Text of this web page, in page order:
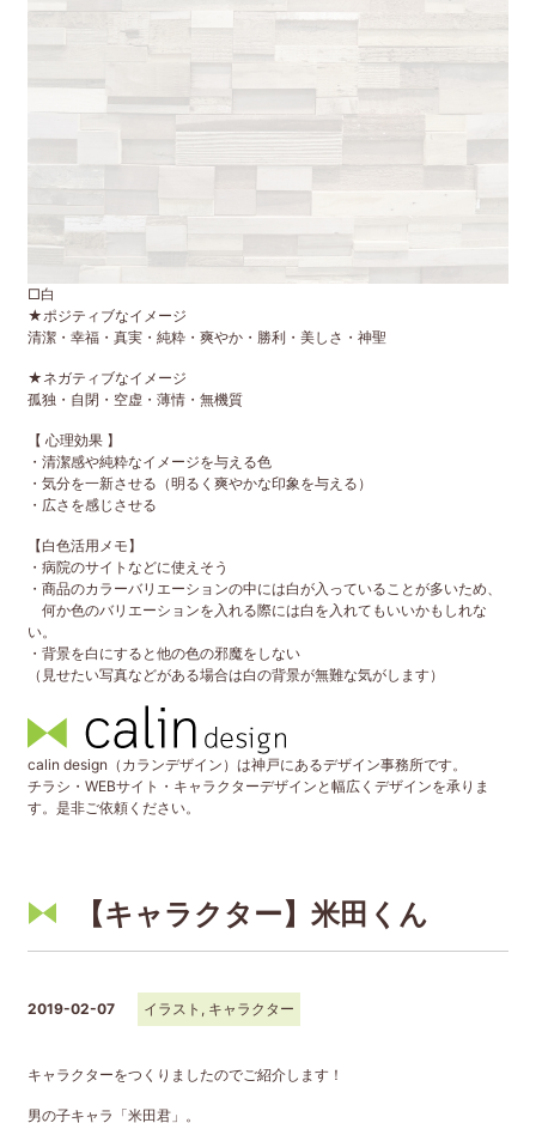
□白
★ポジティブなイメージ
清潔・幸福・真実・純粋・爽やか・勝利・美しさ・神聖
★ネガティブなイメージ
孤独・自閉・空虚・薄情・無機質
【 心理効果 】
・清潔感や純粋なイメージを与える色
・気分を一新させる（明るく爽やかな印象を与える）
・広さを感じさせる
【白色活用メモ】
・病院のサイトなどに使えそう
・商品のカラーバリエーションの中には白が入っていることが多いため、
何か色のバリエーションを入れる際には白を入れてもいいかもしれな
い。
・背景を白にすると他の色の邪魔をしない
（見せたい写真などがある場合は白の背景が無難な気がします）
calin design（カランデザイン）は神戸にあるデザイン事務所です。
チラシ・WEBサイト・キャラクターデザインと幅広くデザインを承りま
す。是非ご依頼ください。
【キャラクター】米田くん
2019-02-07 イラスト , キャラクター
キャラクターをつくりましたのでご紹介します！
男の子キャラ「米田君」。